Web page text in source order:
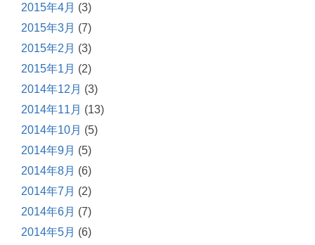
2015年4月 (3)
2015年3月 (7)
2015年2月 (3)
2015年1月 (2)
2014年12月 (3)
2014年11月 (13)
2014年10月 (5)
2014年9月 (5)
2014年8月 (6)
2014年7月 (2)
2014年6月 (7)
2014年5月 (6)